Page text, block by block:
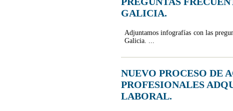
GALICIA.
Adjuntamos infografías con las
Galicia. ...
NUEVO PROCESO DE
PROFESIONALES
LABORAL.